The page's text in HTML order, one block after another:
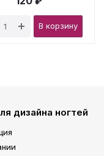
В корзину
дизайна ногтей